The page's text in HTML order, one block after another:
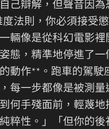
己辯解，但聲音因
法則，你必須接受
輛像是從科幻電影
態，精準地停進了
動作**。跑車的駕
每一步都像是被測
何手殘面前，輕蔑
粹性。」「但你的